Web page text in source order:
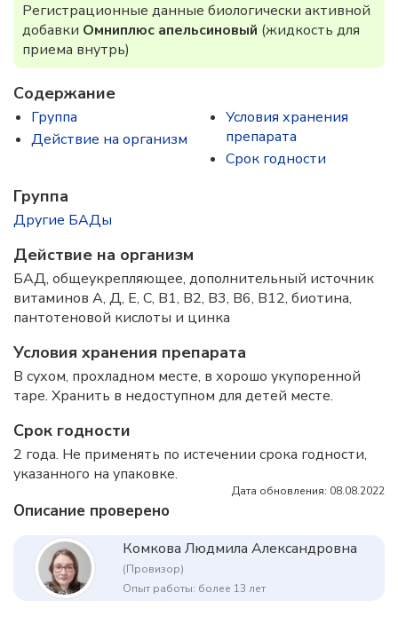
Регистрационные данные биологически активной
добавки Омниплюс апельсиновый (жидкость для
приема внутрь)
Содержание
Группа
Действие на организм
Условия хранения
препарата
Срок годности
Группа
Другие БАДы
Действие на организм
БАД, общеукрепляющее, дополнительный источник
витаминов А, Д, Е, С, В1, В2, В3, В6, В12, биотина,
пантотеновой кислоты и цинка
Условия хранения препарата
В сухом, прохладном месте, в хорошо укупоренной
таре. Хранить в недоступном для детей месте.
Срок годности
2 года. Не применять по истечении срока годности,
указанного на упаковке.
Дата обновления: 08.08.2022
Описание проверено
Комкова Людмила Александровна
(Провизор)
Опыт работы: более 13 лет